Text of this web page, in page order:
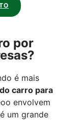
por
é mais
carro para
envolvem
um grande